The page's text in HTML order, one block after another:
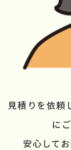
見積りを依頼
に
安心して